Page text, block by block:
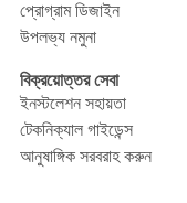
প্রোগ্রাম ডিজাইন
উপলভ্য নমুনা
বিক্রয়োত্তর সেবা
ইনস্টলেশন সহায়তা
টেকনিক্যাল গাইডেন্স
আনুষাঙ্গিক সরবরাহ করুন